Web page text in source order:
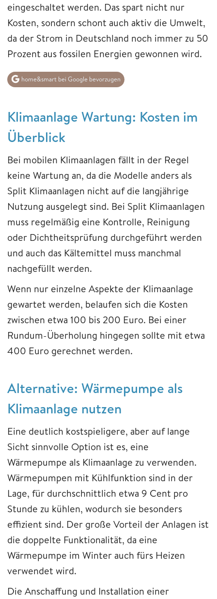
eingeschaltet werden. Das spart nicht nur
Kosten, sondern schont auch aktiv die Umwelt,
da der Strom in Deutschland noch immer zu 50
Prozent aus fossilen Energien gewonnen wird.
home&smart bei Google bevorzugen
Klimaanlage Wartung: Kosten im
Überblick
Bei mobilen Klimaanlagen fällt in der Regel
keine Wartung an, da die Modelle anders als
Split Klimaanlagen nicht auf die langjährige
Nutzung ausgelegt sind. Bei Split Klimaanlagen
muss regelmäßig eine Kontrolle, Reinigung
oder Dichtheitsprüfung durchgeführt werden
und auch das Kältemittel muss manchmal
nachgefüllt werden.
Wenn nur einzelne Aspekte der Klimaanlage
gewartet werden, belaufen sich die Kosten
zwischen etwa 100 bis 200 Euro. Bei einer
Rundum-Überholung hingegen sollte mit etwa
400 Euro gerechnet werden.
Alternative: Wärmepumpe als
Klimaanlage nutzen
Eine deutlich kostspieligere, aber auf lange
Sicht sinnvolle Option ist es, eine
Wärmepumpe als Klimaanlage zu verwenden.
Wärmepumpen mit Kühlfunktion sind in der
Lage, für durchschnittlich etwa 9 Cent pro
Stunde zu kühlen, wodurch sie besonders
effizient sind. Der große Vorteil der Anlagen ist
die doppelte Funktionalität, da eine
Wärmepumpe im Winter auch fürs Heizen
verwendet wird.
Die Anschaffung und Installation einer